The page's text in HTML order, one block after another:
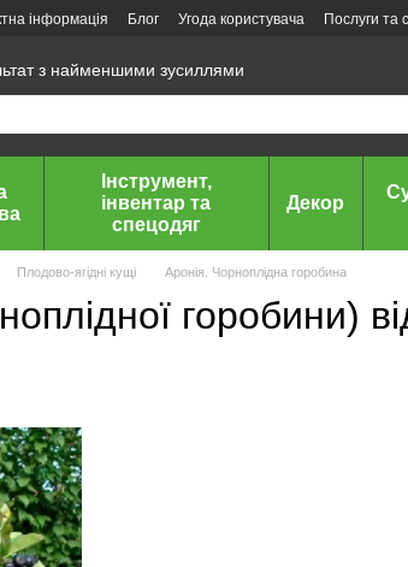
інформація Блог Угода користувача Послуги та
з найменшими зусиллями
Інструмент,
інвентар та
спецодяг
Декор
Плодово-ягідні кущі Аронія. Чорноплідна горобина
горобини)